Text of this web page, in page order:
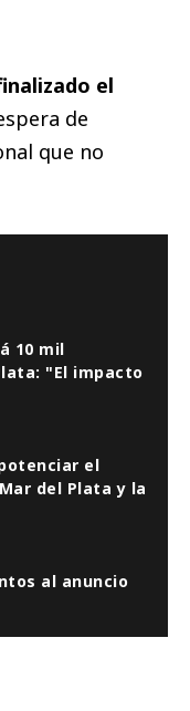
el
de
que no
10 mil
"El impacto
el
del Plata y la
al anuncio